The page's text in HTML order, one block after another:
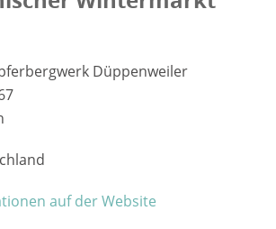
Düppenweiler
auf der Website